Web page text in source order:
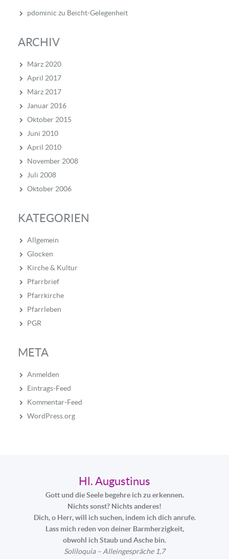
pdominic zu Beicht-Gelegenheit
ARCHIV
März 2020
April 2017
März 2017
Januar 2016
Oktober 2015
Juni 2010
April 2010
November 2008
Juli 2008
Oktober 2006
KATEGORIEN
Allgemein
Glocken
Kirche & Kultur
Pfarrbrief
Pfarrkirche
Pfarrleben
PGR
META
Anmelden
Eintrags-Feed
Kommentar-Feed
WordPress.org
Hl. Augustinus
Gott und die Seele begehre ich zu erkennen.
Nichts sonst? Nichts anderes!
Dich, o Herr, will ich suchen, indem ich dich anrufe.
Lass mich reden von deiner Barmherzigkeit,
obwohl ich Staub und Asche bin.
Soliloquia – Alleingespräche 1,7